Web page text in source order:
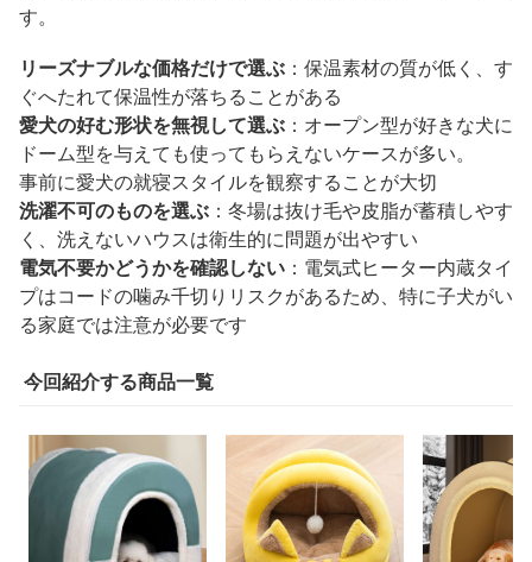
す。
リーズナブルな価格だけで選ぶ ：保温素材の質が低く、す
ぐへたれて保温性が落ちることがある
愛犬の好む形状を無視して選ぶ ：オープン型が好きな犬に
ドーム型を与えても使ってもらえないケースが多い。
事前に愛犬の就寝スタイルを観察することが大切
洗濯不可のものを選ぶ ：冬場は抜け毛や皮脂が蓄積しやす
く、洗えないハウスは衛生的に問題が出やすい
電気不要かどうかを確認しない ：電気式ヒーター内蔵タイ
プはコードの噛み千切りリスクがあるため、特に子犬がい
る家庭では注意が必要です
今回紹介する商品一覧